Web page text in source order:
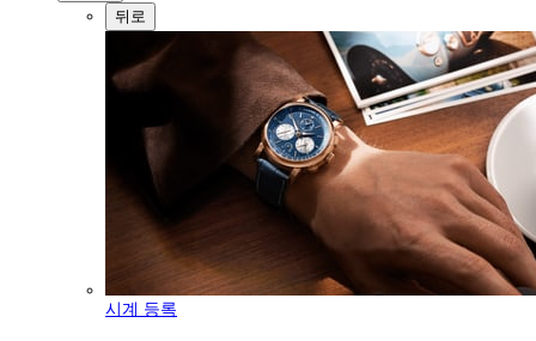
뒤로
시계 등록